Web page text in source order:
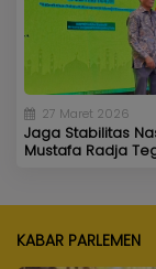
27 Maret 2026
Jaga Stabilitas
Mustafa Radja
KABAR PARLEMEN